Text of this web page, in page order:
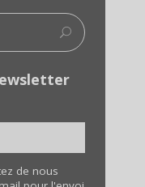
de nous